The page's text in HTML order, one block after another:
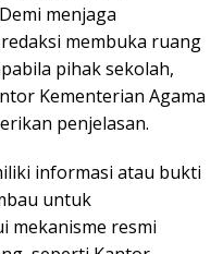
menjaga
membuka ruang
pihak sekolah,
Kementerian Agama
penjelasan.
informasi atau bukti
untuk
mekanisme resmi